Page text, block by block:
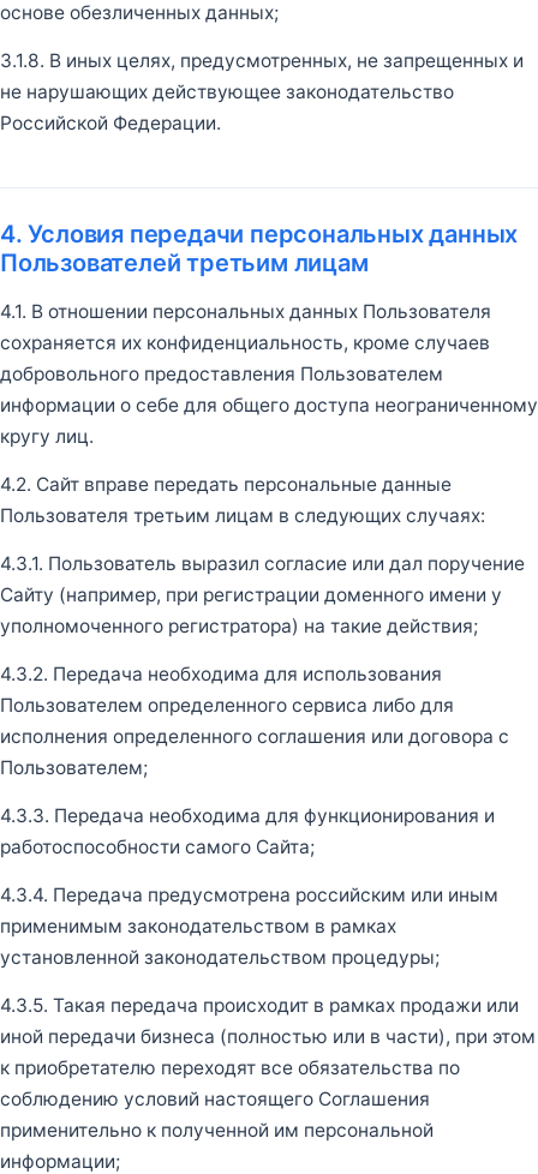
основе обезличенных данных;
3.1.8. В иных целях, предусмотренных, не запрещенных и
не нарушающих действующее законодательство
Российской Федерации.
4. Условия передачи персональных данных
Пользователей третьим лицам
4.1. В отношении персональных данных Пользователя
сохраняется их конфиденциальность, кроме случаев
добровольного предоставления Пользователем
информации о себе для общего доступа неограниченному
кругу лиц.
4.2. Сайт вправе передать персональные данные
Пользователя третьим лицам в следующих случаях:
4.3.1. Пользователь выразил согласие или дал поручение
Сайту (например, при регистрации доменного имени у
уполномоченного регистратора) на такие действия;
4.3.2. Передача необходима для использования
Пользователем определенного сервиса либо для
исполнения определенного соглашения или договора с
Пользователем;
4.3.3. Передача необходима для функционирования и
работоспособности самого Сайта;
4.3.4. Передача предусмотрена российским или иным
применимым законодательством в рамках
установленной законодательством процедуры;
4.3.5. Такая передача происходит в рамках продажи или
иной передачи бизнеса (полностью или в части), при этом
к приобретателю переходят все обязательства по
соблюдению условий настоящего Соглашения
применительно к полученной им персональной
информации;